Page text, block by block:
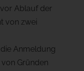
Ablauf der
von zwei
Anmeldung
Gründen